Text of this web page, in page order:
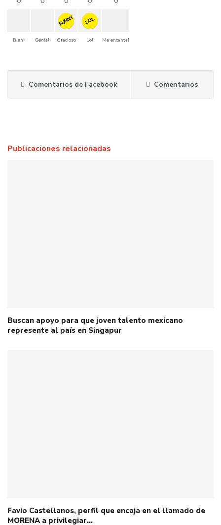
Bien! Genial!
FUNNY
Gracioso
LOL
Lol Me encanta!
Comentarios de Facebook Comentarios
Publicaciones relacionadas
Buscan apoyo para que joven talento mexicano
represente al país en Singapur
Favio Castellanos, perfil que encaja en el llamado de
MORENA a privilegiar…